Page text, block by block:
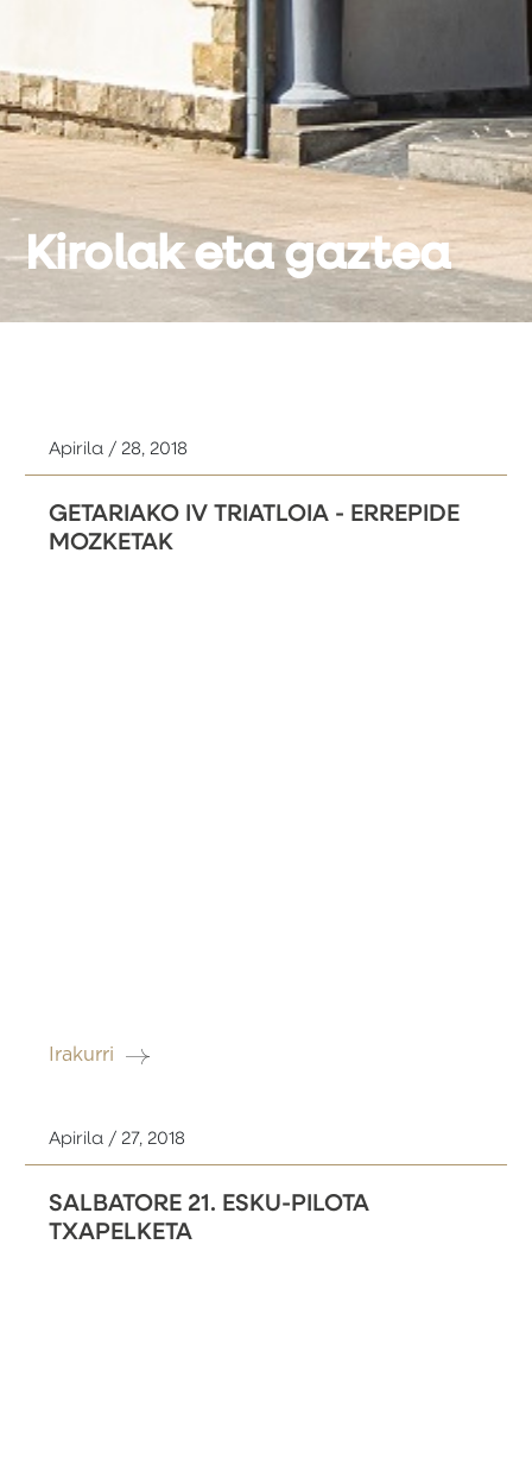
Kirolak eta gaztea
Apirila / 28, 2018
GETARIAKO IV TRIATLOIA - ERREPIDE
MOZKETAK
Irakurri
Apirila / 27, 2018
SALBATORE 21. ESKU-PILOTA
TXAPELKETA